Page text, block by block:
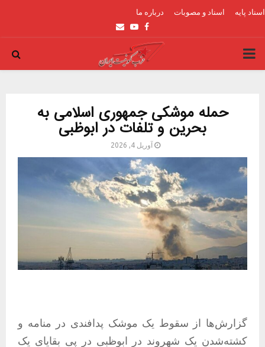
اسناد پایه اسناد و مصوبات درباره ما
Facebook
Youtube
Email
PRIMARY
حمله موشکی جمهوری اسلامی به
بحرین و تلفات در ابوظبی
آوریل 4, 2026
گزارش‌ها از سقوط یک موشک پدافندی در منامه و
کشته‌شدن یک شهروند در ابوظبی در پی بقایای یک